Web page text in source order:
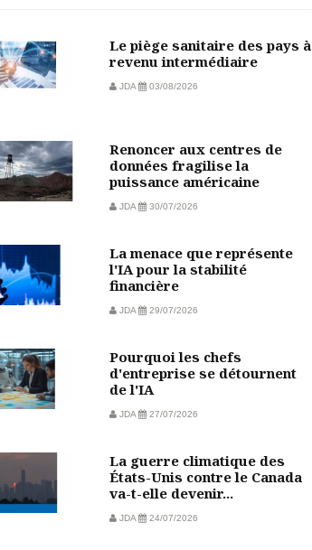
Le piège sanitaire des pays à
revenu intermédiaire
JDA 03/08/2026
Renoncer aux centres de
données fragilise la
puissance américaine
JDA 30/07/2026
La menace que représente
l'IA pour la stabilité
financière
JDA 29/07/2026
Pourquoi les chefs
d'entreprise se détournent
de l'IA
JDA 27/07/2026
La guerre climatique des
États-Unis contre le Canada
va-t-elle devenir...
JDA 24/07/2026